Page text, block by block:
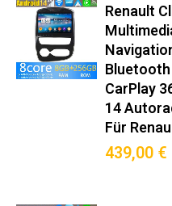
Renault
Bluetooth
CarPlay
14
Für
439,00 €